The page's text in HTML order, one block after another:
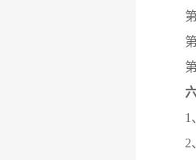
第二
第三
第
1、
2、